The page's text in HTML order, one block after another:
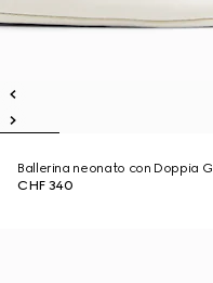
Ballerina neonato con Doppia G
CHF 340